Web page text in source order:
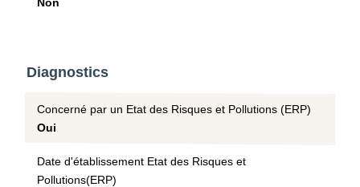
Diagnostics
Concerné par un Etat des Risques et Pollutions (ERP)
Oui
Date d'établissement Etat des Risques et
Pollutions(ERP)